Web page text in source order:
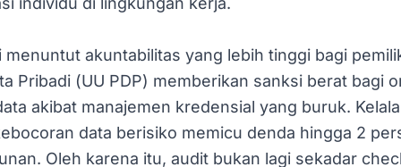
menuntut akuntabilitas yang lebih tinggi bagi
Pribadi (UU PDP) memberikan sanksi berat bagi
akibat manajemen kredensial yang buruk.
data berisiko memicu denda hingga 2
Oleh karena itu, audit bukan lagi sekadar